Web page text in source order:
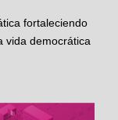
fortaleciendo
vida democrática